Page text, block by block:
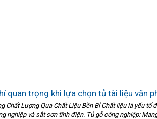
quan trọng khi lựa chọn tủ tài liệu văn
Chất Lượng Qua Chất Liệu Bền Bỉ Chất liệu là yếu
nghiệp và sắt sơn tĩnh điện. Tủ gỗ công nghiệp: